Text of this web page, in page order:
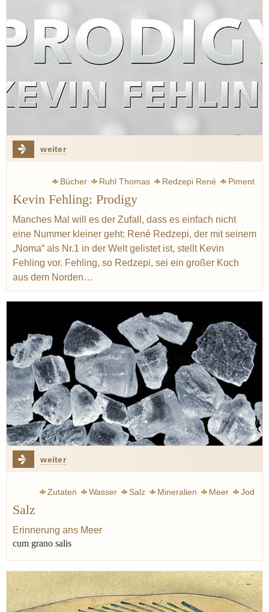
weiter
Bücher Ruhl Thomas Redzepi René
Piment
Fackelträger
Wohlfahrt Harald
Noma
Kevin Fehling: Prodigy
Manches Mal will es der Zufall, dass es einfach nicht
eine Nummer kleiner geht: René Redzepi, der mit seinem
„Noma“ als Nr.1 in der Welt gelistet ist, stellt Kevin
Fehling vor. Fehling, so Redzepi, sei ein großer Koch
aus dem Norden…
weiter
Zutaten Wasser Salz Mineralien Meer
Jod
Salz
Erinnerung ans Meer
cum grano salis